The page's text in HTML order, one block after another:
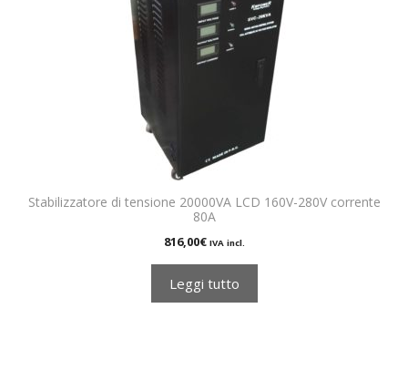
Stabilizzatore di tensione 20000VA LCD 160V-280V corrente
80A
816,00€ IVA incl.
Leggi tutto